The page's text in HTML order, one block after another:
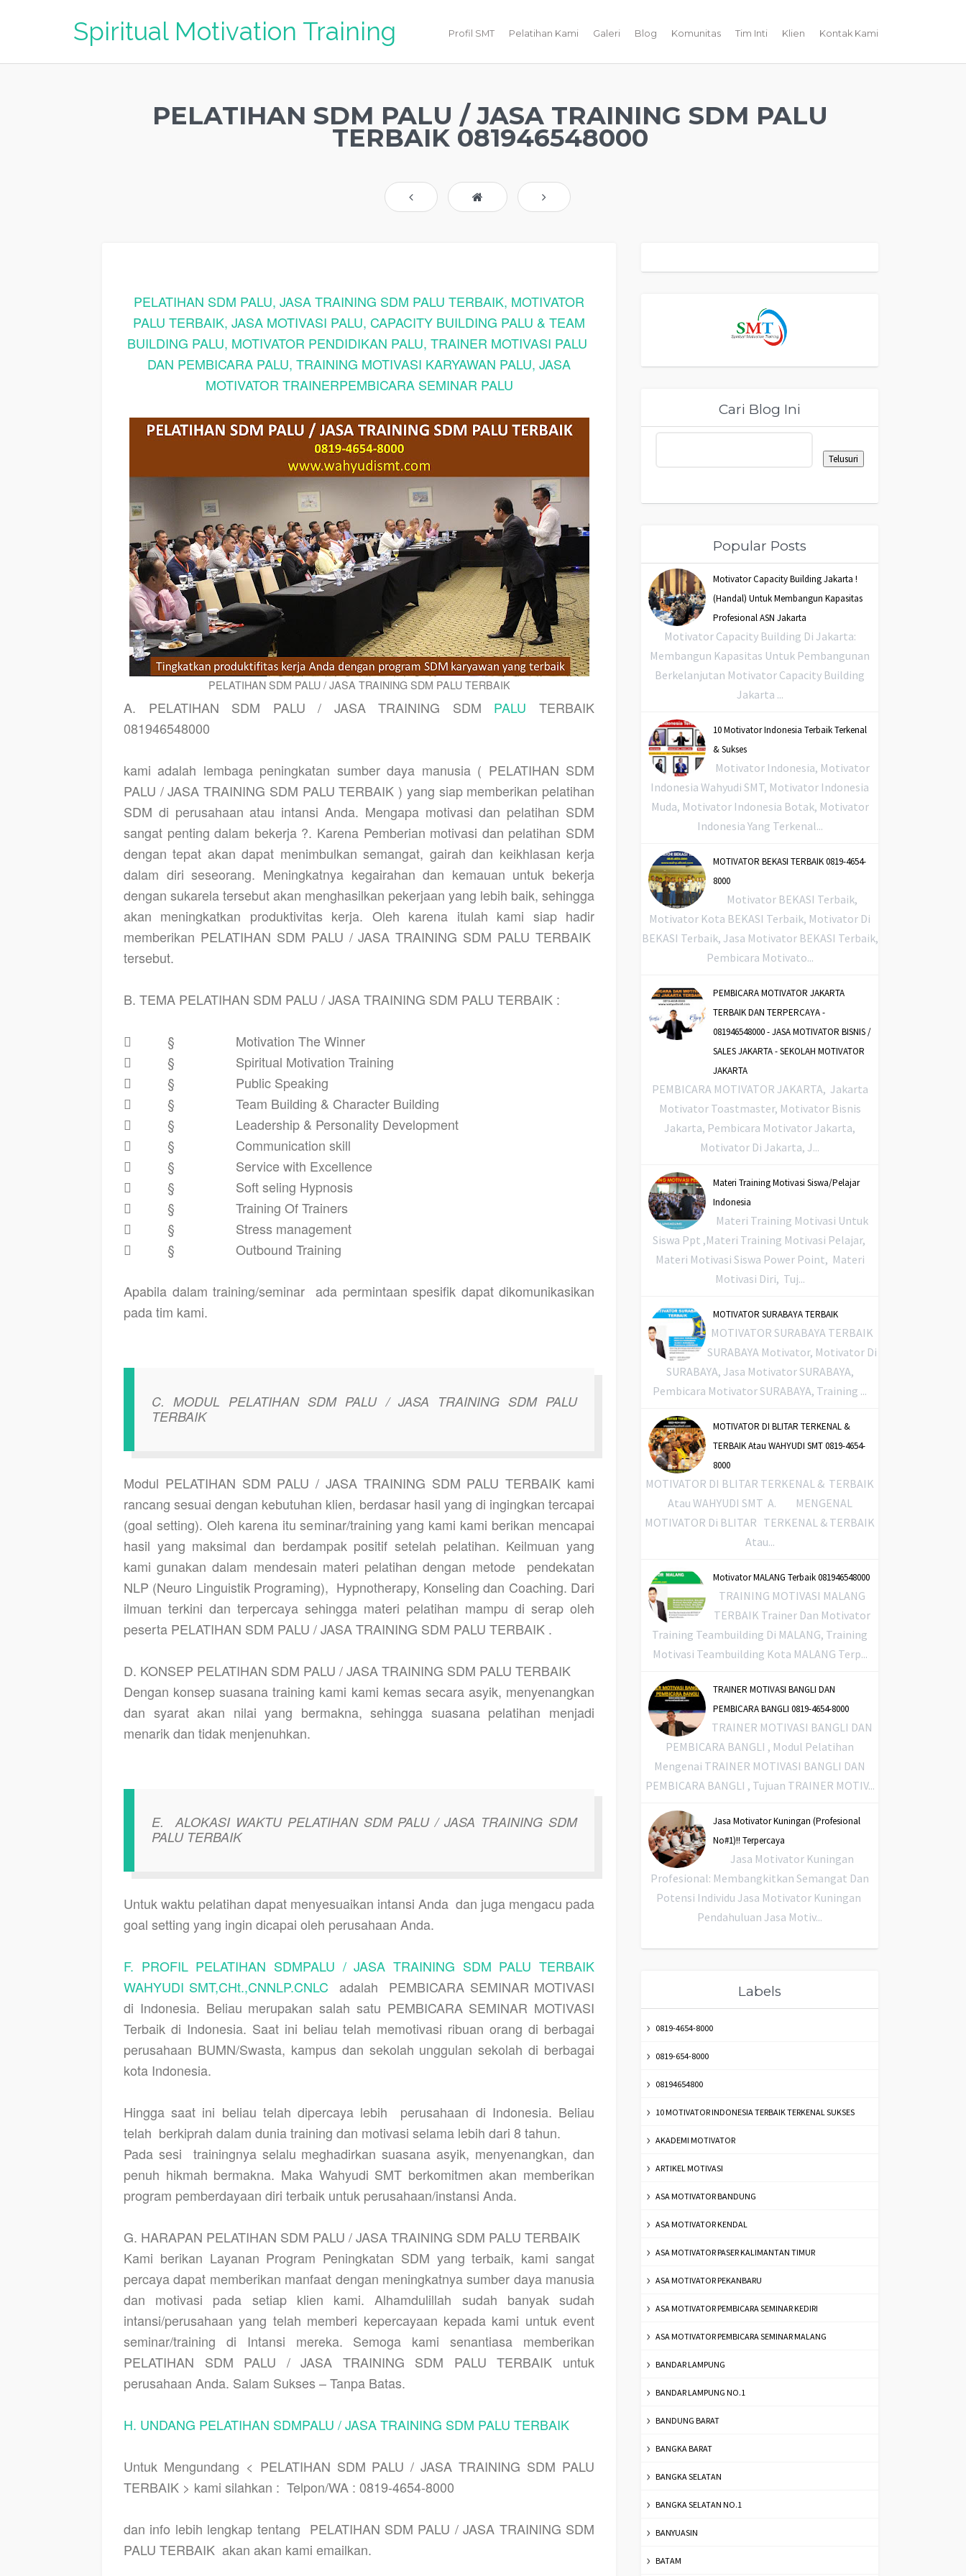
Spiritual Motivation Training Profil SMT Pelatihan Kami Galeri Blog Komunitas Tim Inti Klien Kontak Kami
PELATIHAN SDM PALU / JASA TRAINING SDM PALU
TERBAIK 081946548000
PELATIHAN SDM PALU, JASA TRAINING SDM PALU TERBAIK, MOTIVATOR
PALU TERBAIK, JASA MOTIVASI PALU, CAPACITY BUILDING PALU & TEAM
BUILDING PALU, MOTIVATOR PENDIDIKAN PALU, TRAINER MOTIVASI PALU
DAN PEMBICARA PALU, TRAINING MOTIVASI KARYAWAN PALU, JASA
MOTIVATOR TRAINERPEMBICARA SEMINAR PALU
PELATIHAN SDM PALU / JASA TRAINING SDM PALU TERBAIK
A. PELATIHAN SDM PALU / JASA TRAINING SDM PALU TERBAIK
081946548000
kami adalah lembaga peningkatan sumber daya manusia ( PELATIHAN SDM
PALU / JASA TRAINING SDM PALU TERBAIK ) yang siap memberikan pelatihan
SDM di perusahaan atau intansi Anda. Mengapa motivasi dan pelatihan SDM
sangat penting dalam bekerja ?. Karena Pemberian motivasi dan pelatihan SDM
dengan tepat akan dapat menimbulkan semangat, gairah dan keikhlasan kerja
dalam diri seseorang. Meningkatnya kegairahan dan kemauan untuk bekerja
dengan sukarela tersebut akan menghasilkan pekerjaan yang lebih baik, sehingga
akan meningkatkan produktivitas kerja. Oleh karena itulah kami siap hadir
memberikan PELATIHAN SDM PALU / JASA TRAINING SDM PALU TERBAIK
tersebut.
B. TEMA PELATIHAN SDM PALU / JASA TRAINING SDM PALU TERBAIK :
 §
Motivation The Winner

§
Spiritual Motivation Training

§
Public Speaking

§
Team Building & Character Building

§
Leadership & Personality Development

§
Communication skill

§
Service with Excellence

§
Soft seling Hypnosis

§
Training Of Trainers

§
Stress management

§ Outbound Training
Apabila dalam training/seminar ada permintaan spesifik dapat dikomunikasikan
pada tim kami.
C. MODUL PELATIHAN SDM PALU / JASA TRAINING SDM PALU
TERBAIK
Modul PELATIHAN SDM PALU / JASA TRAINING SDM PALU TERBAIK kami
rancang sesuai dengan kebutuhan klien, berdasar hasil yang di ingingkan tercapai
(goal setting). Oleh karena itu seminar/training yang kami kami berikan mencapai
hasil yang maksimal dan berdampak positif setelah pelatihan. Keilmuan yang
kami gunakan dalam mendesain materi pelatihan dengan metode
pendekatan
NLP (Neuro Linguistik Programing), Hypnotherapy, Konseling dan Coaching. Dari
ilmuan terkini dan terpercaya sehingga materi pelatihan mampu di serap oleh
peserta PELATIHAN SDM PALU / JASA TRAINING SDM PALU TERBAIK .
D. KONSEP PELATIHAN SDM PALU / JASA TRAINING SDM PALU TERBAIK
Dengan konsep suasana training kami kami kemas secara asyik, menyenangkan
dan syarat akan nilai yang bermakna, sehingga suasana pelatihan menjadi
menarik dan tidak menjenuhkan.
E.
ALOKASI WAKTU PELATIHAN SDM PALU / JASA TRAINING SDM
PALU TERBAIK
Untuk waktu pelatihan dapat menyesuaikan intansi Anda dan juga mengacu pada
goal setting yang ingin dicapai oleh perusahaan Anda.
F. PROFIL PELATIHAN SDMPALU / JASA TRAINING SDM PALU TERBAIK
WAHYUDI SMT,CHt.,CNNLP.CNLC
adalah
PEMBICARA SEMINAR MOTIVASI
di Indonesia. Beliau merupakan salah satu PEMBICARA SEMINAR MOTIVASI
Terbaik di Indonesia. Saat ini beliau telah memotivasi ribuan orang di berbagai
perusahaan BUMN/Swasta, kampus dan sekolah unggulan sekolah di berbagai
kota Indonesia.
Hingga saat ini beliau telah dipercaya lebih
perusahaan di Indonesia. Beliau
telah berkiprah dalam dunia training dan motivasi selama lebih dari 8 tahun.
Pada sesi
trainingnya selalu meghadirkan suasana asyik, menyenangkan, dan
penuh hikmah bermakna. Maka Wahyudi SMT berkomitmen akan memberikan
program pemberdayaan diri terbaik untuk perusahaan/instansi Anda.
G. HARAPAN PELATIHAN SDM PALU / JASA TRAINING SDM PALU TERBAIK
Kami berikan Layanan Program Peningkatan SDM yang terbaik, kami sangat
percaya dapat memberikan manfaat dengan meningkatnya sumber daya manusia
dan motivasi pada setiap klien kami. Alhamdulillah sudah banyak sudah
intansi/perusahaan yang telah memberi kepercayaan kepada kami untuk event
seminar/training di Intansi mereka. Semoga kami senantiasa memberikan
PELATIHAN SDM PALU / JASA TRAINING SDM PALU TERBAIK untuk
perusahaan Anda. Salam Sukses – Tanpa Batas.
H. UNDANG PELATIHAN SDMPALU / JASA TRAINING SDM PALU TERBAIK
Untuk Mengundang < PELATIHAN SDM PALU / JASA TRAINING SDM PALU
TERBAIK > kami silahkan : Telpon/WA : 0819-4654-8000
dan info lebih lengkap tentang PELATIHAN SDM PALU / JASA TRAINING SDM
PALU TERBAIK akan akan kami emailkan.
Cari Blog Ini
Popular Posts
Motivator Capacity Building Jakarta !
(Handal) Untuk Membangun Kapasitas
Profesional ASN Jakarta
Motivator Capacity Building Di Jakarta:
Membangun Kapasitas Untuk Pembangunan
Berkelanjutan Motivator Capacity Building
Jakarta ...
10 Motivator Indonesia Terbaik Terkenal
& Sukses
Motivator Indonesia, Motivator
Indonesia Wahyudi SMT, Motivator Indonesia
Muda, Motivator Indonesia Botak, Motivator
Indonesia Yang Terkenal...
MOTIVATOR BEKASI TERBAIK 0819-4654-
8000
Motivator BEKASI Terbaik,
Motivator Kota BEKASI Terbaik, Motivator Di
BEKASI Terbaik, Jasa Motivator BEKASI Terbaik,
Pembicara Motivato...
PEMBICARA MOTIVATOR JAKARTA
TERBAIK DAN TERPERCAYA -
081946548000 - JASA MOTIVATOR BISNIS /
SALES JAKARTA - SEKOLAH MOTIVATOR
JAKARTA
PEMBICARA MOTIVATOR JAKARTA, Jakarta
Motivator Toastmaster, Motivator Bisnis
Jakarta, Pembicara Motivator Jakarta,
Motivator Di Jakarta, J...
Materi Training Motivasi Siswa/Pelajar
Indonesia
Materi Training Motivasi Untuk
Siswa Ppt ,Materi Training Motivasi Pelajar,
Materi Motivasi Siswa Power Point, Materi
Motivasi Diri, Tuj...
MOTIVATOR SURABAYA TERBAIK
MOTIVATOR SURABAYA TERBAIK
SURABAYA Motivator, Motivator Di
SURABAYA, Jasa Motivator SURABAYA,
Pembicara Motivator SURABAYA, Training ...
MOTIVATOR DI BLITAR TERKENAL &
TERBAIK Atau WAHYUDI SMT 0819-4654-
8000
MOTIVATOR DI BLITAR TERKENAL & TERBAIK
Atau WAHYUDI SMT A. MENGENAL
MOTIVATOR Di BLITAR TERKENAL & TERBAIK
Atau...
Motivator MALANG Terbaik 081946548000
TRAINING MOTIVASI MALANG
TERBAIK Trainer Dan Motivator
Training Teambuilding Di MALANG, Training
Motivasi Teambuilding Kota MALANG Terp...
TRAINER MOTIVASI BANGLI DAN
PEMBICARA BANGLI 0819-4654-8000
TRAINER MOTIVASI BANGLI DAN
PEMBICARA BANGLI , Modul Pelatihan
Mengenai TRAINER MOTIVASI BANGLI DAN
PEMBICARA BANGLI , Tujuan TRAINER MOTIV...
Jasa Motivator Kuningan (Profesional
No#1)!! Terpercaya
Jasa Motivator Kuningan
Profesional: Membangkitkan Semangat Dan
Potensi Individu Jasa Motivator Kuningan
Pendahuluan Jasa Motiv...
Labels
0819-4654-8000
0819-654-8000
08194654800
10 MOTIVATOR INDONESIA TERBAIK TERKENAL SUKSES
AKADEMI MOTIVATOR
ARTIKEL MOTIVASI
ASA MOTIVATOR BANDUNG
ASA MOTIVATOR KENDAL
ASA MOTIVATOR PASER KALIMANTAN TIMUR
ASA MOTIVATOR PEKANBARU
ASA MOTIVATOR PEMBICARA SEMINAR KEDIRI
ASA MOTIVATOR PEMBICARA SEMINAR MALANG
BANDAR LAMPUNG
BANDAR LAMPUNG NO.1
BANDUNG BARAT
BANGKA BARAT
BANGKA SELATAN
BANGKA SELATAN NO.1
BANYUASIN
BATAM